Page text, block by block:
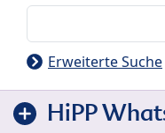
Erweiterte Suche
HiPP